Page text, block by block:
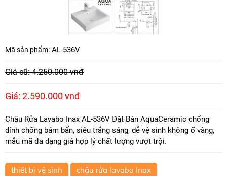
Mã sản phẩm: AL-536V
Giá cũ: 4.250.000 vnđ
Giá: 2.590.000 vnđ
Chậu Rửa Lavabo Inax AL-536V Đặt Bàn AquaCeramic chống
dính chống bám bẩn, siêu trắng sáng, dễ vệ sinh không ố vàng,
mẫu mã đa dạng giá hợp lý chất lượng vượt trội.
thiết bị vệ sinh
chậu rửa lavabo Inax